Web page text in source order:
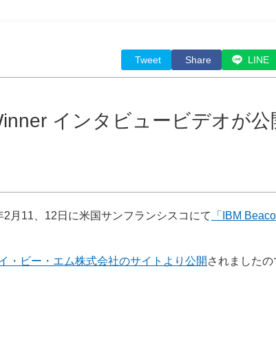
Tweet Share LINE
インタビュービデオが公
月11、12日に米国サンフランシスコにて
「IBM
・ビー・エム株式会社のサイトより公開 されました